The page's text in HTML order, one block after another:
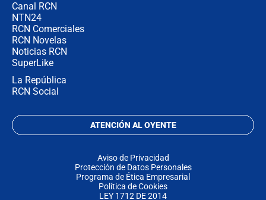
Canal RCN
NTN24
RCN Comerciales
RCN Novelas
Noticias RCN
SuperLike
La República
RCN Social
ATENCIÓN AL OYENTE
Aviso de Privacidad
Protección de Datos Personales
Programa de Ética Empresarial
Política de Cookies
LEY 1712 DE 2014